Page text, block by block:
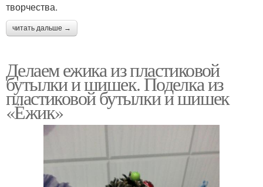
творчества.
читать дальше →
Делаем ежика из пластиковой
бутылки и шишек. Поделка из
пластиковой бутылки и шишек
«Ёжик»